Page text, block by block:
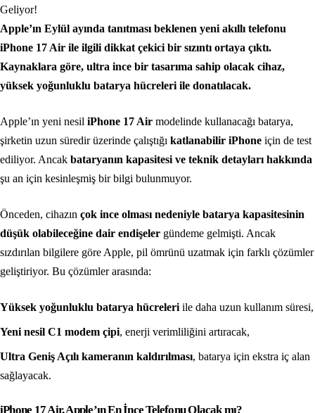
Apple’ın Eylül ayında tanıtması beklenen yeni akıllı telefonu
iPhone 17 Air ile ilgili dikkat çekici bir sızıntı ortaya çıktı.
Kaynaklara göre, ultra ince bir tasarıma sahip olacak cihaz,
yüksek yoğunluklu batarya hücreleri ile donatılacak.
Apple’ın yeni nesil iPhone 17 Air modelinde kullanacağı batarya,
şirketin uzun süredir üzerinde çalıştığı katlanabilir iPhone için de test
ediliyor. Ancak bataryanın kapasitesi ve teknik detayları hakkında
şu an için kesinleşmiş bir bilgi bulunmuyor.
Önceden, cihazın çok ince olması nedeniyle batarya kapasitesinin
düşük olabileceğine dair endişeler gündeme gelmişti. Ancak
sızdırılan bilgilere göre Apple, pil ömrünü uzatmak için farklı çözümler
geliştiriyor. Bu çözümler arasında:
Yüksek yoğunluklu batarya hücreleri ile daha uzun kullanım süresi,
Yeni nesil C1 modem çipi, enerji verimliliğini artıracak,
Ultra Geniş Açılı kameranın kaldırılması, batarya için ekstra iç alan
sağlayacak.
iPhone 17 Air, Apple’ın En İnce Telefonu Olacak mı?